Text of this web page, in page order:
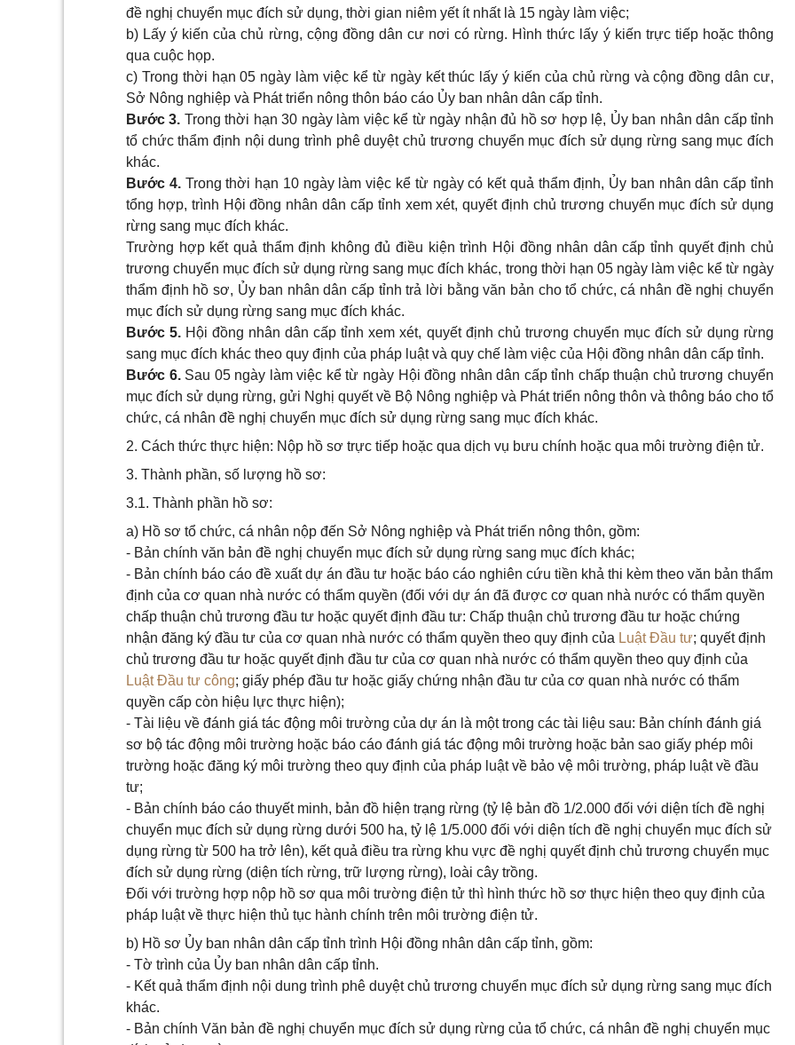
đề nghị chuyển mục đích sử dụng, thời gian niêm yết ít nhất là 15 ngày làm việc;
b) Lấy ý kiến của chủ rừng, cộng đồng dân cư nơi có rừng. Hình thức lấy ý kiến trực tiếp hoặc thông
qua cuộc họp.
c) Trong thời hạn 05 ngày làm việc kể từ ngày kết thúc lấy ý kiến của chủ rừng và cộng đồng dân cư,
Sở Nông nghiệp và Phát triển nông thôn báo cáo Ủy ban nhân dân cấp tỉnh.
Bước 3. Trong thời hạn 30 ngày làm việc kể từ ngày nhận đủ hồ sơ hợp lệ, Ủy ban nhân dân cấp tỉnh
tổ chức thẩm định nội dung trình phê duyệt chủ trương chuyển mục đích sử dụng rừng sang mục đích
khác.
Bước 4. Trong thời hạn 10 ngày làm việc kể từ ngày có kết quả thẩm định, Ủy ban nhân dân cấp tỉnh
tổng hợp, trình Hội đồng nhân dân cấp tỉnh xem xét, quyết định chủ trương chuyển mục đích sử dụng
rừng sang mục đích khác.
Trường hợp kết quả thẩm định không đủ điều kiện trình Hội đồng nhân dân cấp tỉnh quyết định chủ
trương chuyển mục đích sử dụng rừng sang mục đích khác, trong thời hạn 05 ngày làm việc kể từ ngày
thẩm định hồ sơ, Ủy ban nhân dân cấp tỉnh trả lời bằng văn bản cho tổ chức, cá nhân đề nghị chuyển
mục đích sử dụng rừng sang mục đích khác.
Bước 5. Hội đồng nhân dân cấp tỉnh xem xét, quyết định chủ trương chuyển mục đích sử dụng rừng
sang mục đích khác theo quy định của pháp luật và quy chế làm việc của Hội đồng nhân dân cấp tỉnh.
Bước 6. Sau 05 ngày làm việc kể từ ngày Hội đồng nhân dân cấp tỉnh chấp thuận chủ trương chuyển
mục đích sử dụng rừng, gửi Nghị quyết về Bộ Nông nghiệp và Phát triển nông thôn và thông báo cho tổ
chức, cá nhân đề nghị chuyển mục đích sử dụng rừng sang mục đích khác.
2. Cách thức thực hiện: Nộp hồ sơ trực tiếp hoặc qua dịch vụ bưu chính hoặc qua môi trường điện tử.
3. Thành phần, số lượng hồ sơ:
3.1. Thành phần hồ sơ:
a) Hồ sơ tổ chức, cá nhân nộp đến Sở Nông nghiệp và Phát triển nông thôn, gồm:
- Bản chính văn bản đề nghị chuyển mục đích sử dụng rừng sang mục đích khác;
- Bản chính báo cáo đề xuất dự án đầu tư hoặc báo cáo nghiên cứu tiền khả thi kèm theo văn bản thẩm
định của cơ quan nhà nước có thẩm quyền (đối với dự án đã được cơ quan nhà nước có thẩm quyền
chấp thuận chủ trương đầu tư hoặc quyết định đầu tư: Chấp thuận chủ trương đầu tư hoặc chứng
nhận đăng ký đầu tư của cơ quan nhà nước có thẩm quyền theo quy định của Luật Đầu tư; quyết định
chủ trương đầu tư hoặc quyết định đầu tư của cơ quan nhà nước có thẩm quyền theo quy định của
Luật Đầu tư công; giấy phép đầu tư hoặc giấy chứng nhận đầu tư của cơ quan nhà nước có thẩm
quyền cấp còn hiệu lực thực hiện);
- Tài liệu về đánh giá tác động môi trường của dự án là một trong các tài liệu sau: Bản chính đánh giá
sơ bộ tác động môi trường hoặc báo cáo đánh giá tác động môi trường hoặc bản sao giấy phép môi
trường hoặc đăng ký môi trường theo quy định của pháp luật về bảo vệ môi trường, pháp luật về đầu
tư;
- Bản chính báo cáo thuyết minh, bản đồ hiện trạng rừng (tỷ lệ bản đồ 1/2.000 đối với diện tích đề nghị
chuyển mục đích sử dụng rừng dưới 500 ha, tỷ lệ 1/5.000 đối với diện tích đề nghị chuyển mục đích sử
dụng rừng từ 500 ha trở lên), kết quả điều tra rừng khu vực đề nghị quyết định chủ trương chuyển mục
đích sử dụng rừng (diện tích rừng, trữ lượng rừng), loài cây trồng.
Đối với trường hợp nộp hồ sơ qua môi trường điện tử thì hình thức hồ sơ thực hiện theo quy định của
pháp luật về thực hiện thủ tục hành chính trên môi trường điện tử.
b) Hồ sơ Ủy ban nhân dân cấp tỉnh trình Hội đồng nhân dân cấp tỉnh, gồm:
- Tờ trình của Ủy ban nhân dân cấp tỉnh.
- Kết quả thẩm định nội dung trình phê duyệt chủ trương chuyển mục đích sử dụng rừng sang mục đích
khác.
- Bản chính Văn bản đề nghị chuyển mục đích sử dụng rừng của tổ chức, cá nhân đề nghị chuyển mục